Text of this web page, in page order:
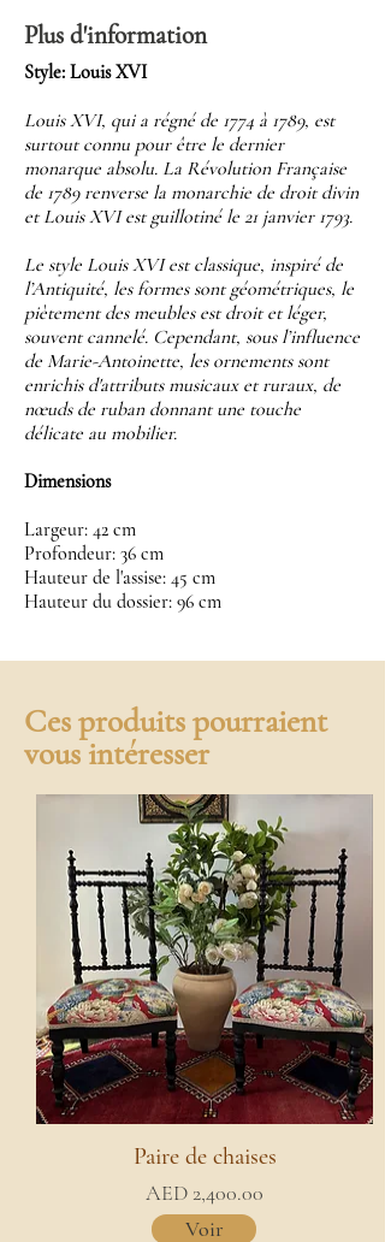
Plus d'information
Style: Louis XVI
Louis XVI, qui a régné de 1774 à 1789, est
surtout connu pour être le dernier
monarque absolu. La Révolution Française
de 1789 renverse la monarchie de droit divin
et Louis XVI est guillotiné le 21 janvier 1793.
Le style Louis XVI est classique, inspiré de
l’Antiquité, les formes sont géométriques, le
piètement des meubles est droit et léger,
souvent cannelé. Cependant, sous l’influence
de Marie-Antoinette, les ornements sont
enrichis d'attributs musicaux et ruraux, de
nœuds de ruban donnant une touche
délicate au mobilier.
Dimensions
Largeur: 42 cm
Profondeur: 36 cm
Hauteur de l'assise: 45 cm
Hauteur du dossier: 96 cm
Ces produits pourraient
vous intéresser
Paire de chaises
AED 2,400.00
Voir